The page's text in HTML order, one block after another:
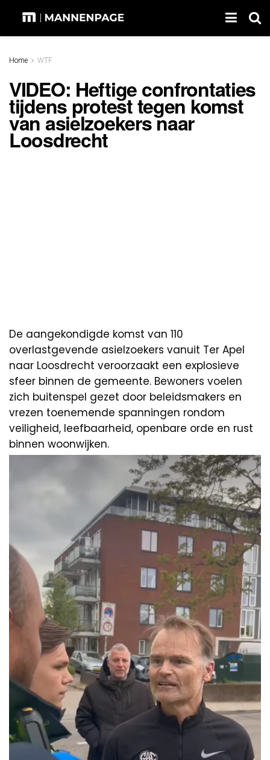
Home WTF
VIDEO: Heftige confrontaties
tijdens protest tegen komst
van asielzoekers naar
Loosdrecht
De aangekondigde komst van 110
overlastgevende asielzoekers vanuit Ter Apel
naar Loosdrecht veroorzaakt een explosieve
sfeer binnen de gemeente. Bewoners voelen
zich buitenspel gezet door beleidsmakers en
vrezen toenemende spanningen rondom
veiligheid, leefbaarheid, openbare orde en rust
binnen woonwijken.